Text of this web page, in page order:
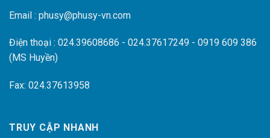
Email : phusy@phusy-vn.com
Điện thoại : 024.39608686 - 024.37617249 - 0919 609 386
(MS Huyền)
Fax: 024.37613958
TRUY CẬP NHANH